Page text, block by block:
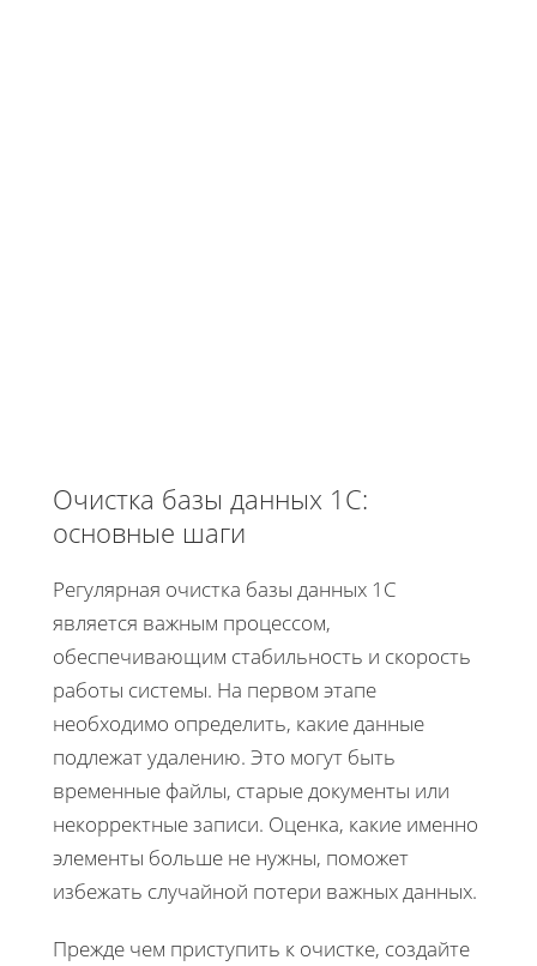
Очистка базы данных 1С:
основные шаги
Регулярная очистка базы данных 1С
является важным процессом,
обеспечивающим стабильность и скорость
работы системы. На первом этапе
необходимо определить, какие данные
подлежат удалению. Это могут быть
временные файлы, старые документы или
некорректные записи. Оценка, какие именно
элементы больше не нужны, поможет
избежать случайной потери важных данных.
Прежде чем приступить к очистке, создайте